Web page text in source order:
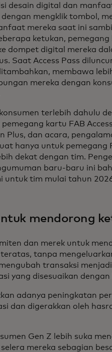
desain digital dan
mengklik tombol,
mereka saat ini
ketukan,
dompet digital mereka
Saat Access Pass
membawa
mereka dengan
terlebih dahulu
kartu FAB
Plus, dan acara,
hanya untuk pemegang
dekat dengan tim.
baru-baru ini
untuk tim mulai tahun
mendorong
dan merek untuk
tanpa
transaksi
yang disesuaikan
adanya peningkatan
dan digerakkan oleh
Gen Z lebih suka
mereka sebagian